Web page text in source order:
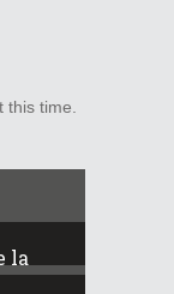
time.
la